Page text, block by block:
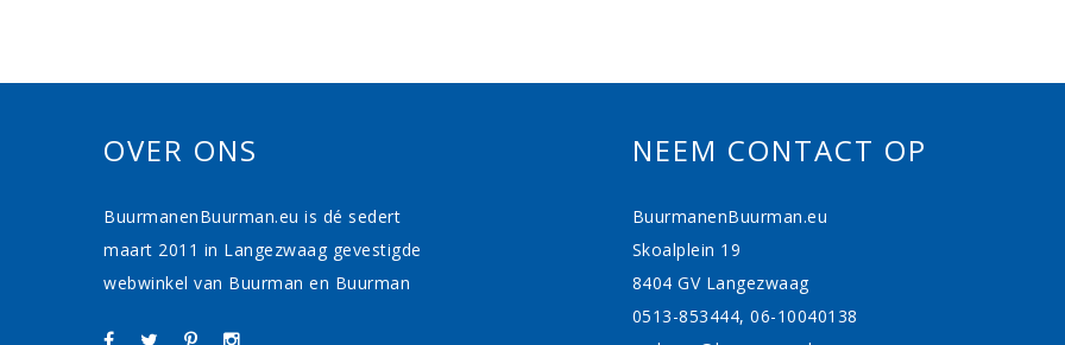
OVER ONS
BuurmanenBuurman.eu is dé sedert
maart 2011 in Langezwaag gevestigde
webwinkel van Buurman en Buurman
NEEM CONTACT OP
BuurmanenBuurman.eu
Skoalplein 19
8404 GV Langezwaag
0513-853444, 06-10040138